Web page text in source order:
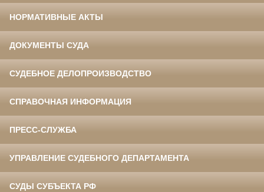
НОРМАТИВНЫЕ АКТЫ
ДОКУМЕНТЫ СУДА
СУДЕБНОЕ ДЕЛОПРОИЗВОДСТВО
СПРАВОЧНАЯ ИНФОРМАЦИЯ
ПРЕСС-СЛУЖБА
УПРАВЛЕНИЕ СУДЕБНОГО ДЕПАРТАМЕНТА
СУДЫ СУБЪЕКТА РФ